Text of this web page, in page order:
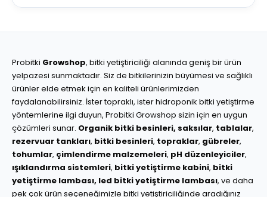
Probitki Growshop, bitki yetiştiriciliği alanında geniş bir ürün
yelpazesi sunmaktadır. Siz de bitkilerinizin büyümesi ve sağlıklı
ürünler elde etmek için en kaliteli ürünlerimizden
faydalanabilirsiniz. İster topraklı, ister hidroponik bitki yetiştirme
yöntemlerine ilgi duyun, Probitki Growshop sizin için en uygun
çözümleri sunar. Organik bitki besinleri, saksılar, tablalar,
rezervuar tankları, bitki besinleri, topraklar, gübreler,
tohumlar, çimlendirme malzemeleri, pH düzenleyiciler,
ışıklandırma sistemleri, bitki yetiştirme kabini, bitki
yetiştirme lambası, led bitki yetiştirme lambası, ve daha
pek çok ürün seçeneğimizle bitki yetiştiriciliğinde aradığınız